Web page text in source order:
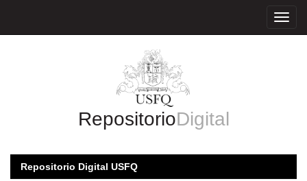
RepositorioDigital
Repositorio Digital USFQ